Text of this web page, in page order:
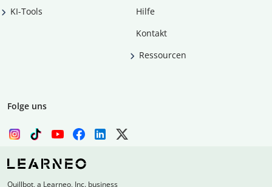
KI-Tools
Hilfe
Kontakt
Ressourcen
Folge uns
Quillbot, a Learneo, Inc. business